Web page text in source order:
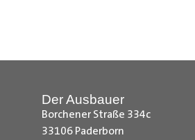
Der Ausbauer
Borchener Straße 334c
33106 Paderborn